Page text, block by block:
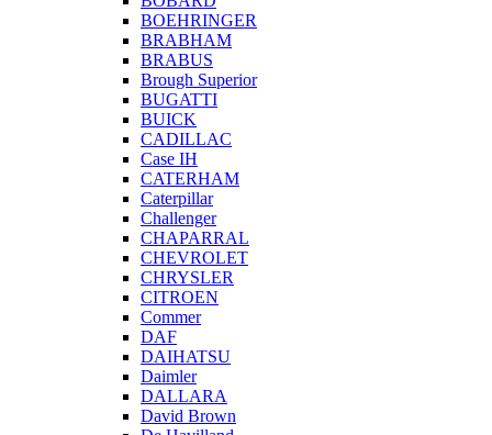
BOEHRINGER
BRABHAM
BRABUS
Brough Superior
BUGATTI
BUICK
CADILLAC
Case IH
CATERHAM
Caterpillar
Challenger
CHAPARRAL
CHEVROLET
CHRYSLER
CITROEN
Commer
DAF
DAIHATSU
Daimler
DALLARA
David Brown